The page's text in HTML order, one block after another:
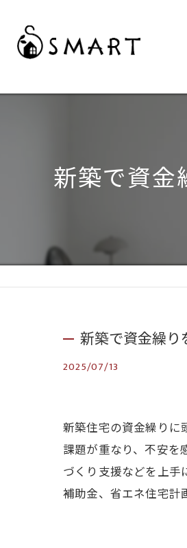
新築で資金
新築で資金繰
2025/07/13
新築住宅の資金繰りに
課題が重なり、不安
づくり支援などを上手
補助金、省エネ住宅計